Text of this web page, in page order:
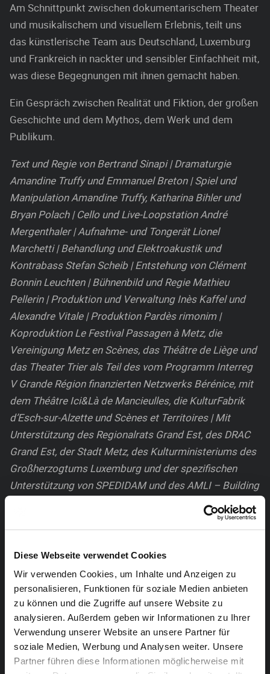
Diese Webseite verwendet Cookies
Wir verwenden Cookies, um Inhalte und Anzeigen zu
personalisieren, Funktionen für soziale Medien anbieten
zu können und die Zugriffe auf unsere Website zu
analysieren. Außerdem geben wir Informationen zu Ihrer
Verwendung unserer Website an unsere Partner für
soziale Medien, Werbung und Analysen weiter. Unsere
Partner führen diese Informationen möglicherweise mit
Am Schnittpunkt zwischen dokumentarischem Theater
und musikalischem und visuellem Erlebnis, teilt uns
das künstlerische Team aus Deutschland, Luxemburg
und Frankreich in nackter und sensibler Einfachheit mit,
was diese Begegnungen mit ihnen gemacht haben.
Ein Gespräch zwischen Realität und Fiktion, der großen
Geschichte und dem Mythos, dem Werk und dem
Publikum.
Text und Regie von Bertrand Sinapi | Dramaturgie
Amandine Truffy und Emmanuel Breton | Spiel und
Manipulation Amandine Truffy, Katharina Bihler und
Bryan Polach | Cello und Live-Loopstation André
Mergenthaler | Aufnahme- und Tongerät Lionel
Marchetti | Behandlung und Elektroakustik und
Kontrabass Stefan Scheib | Entstehung von Clément
Bonnin Leuchten | Bühnenbild und Regie Mathieu
Pellerin | Produktion und Verwaltung Inès Kaffel und
Alexandre Vitale | Produktion Pardès rimonim |
Koproduktion Le Festival Passagen à Metz, die
Vereinigung Metz en Scènes, das Théâtre de Liège und
das Theater Trier als Teil des vom Programm Interreg
V Grande Région finanzierten Netzwerks Bérénice, mit
dem Théâtre Ici&Là de Mancieulles, die KulturFabrik
d’Esch-sur-Alzette und Scènes et Territoires | Mit
Unterstützung des Regionalrats Grand Est, des DRAC
Grand Est, der Stadt Metz, des Kulturministeriums des
Großherzogtums Luxemburg und der spezifischen
Unterstützung von SPEDIDAM und des AMLI – Building
Network. | Die Kompanie Pardès rimonim ist von 2019
bis 2021 (Lux) mit der KulturFabrik in Esch-sur-Alzette
Abkommensfördersystem der Region Grand-Est und
einem Abkommen der Stadt Metz.